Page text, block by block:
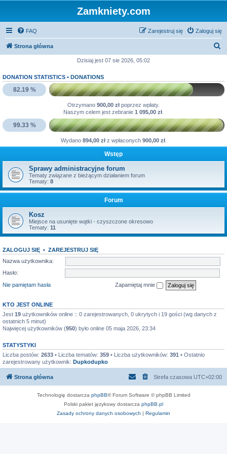
Zamkniety.com
FAQ Zaloguj się
Zarejestruj się
Strona główna
k
a
Dzisiaj jest 07 sie 2026, 05:02
DONATION STATISTICS • DONATIONS
82.19 %
Otrzymano 900,00 zł poprzez wpłaty.
Naszym celem jest zebranie 1 095,00 zł
99.33 %
Wydano 894,00 złz wpłaconych 900,00 zł.
Wstęp
Sprawy administracyjne forum
Tematy związane z bieżącym działaniem forum
Tematy: 8
Forum
Kosz
Miejsce na usunięte wątki - czyszczone okresowo
Tematy: 11
ZALOGUJ SIĘ • ZAREJESTRUJ SIĘ
Nazwa użytkownika:
Hasło:
Nie pamiętam hasła
Zapamiętaj mnie
KTO JEST ONLINE
Jest 19 użytkowników online :: 0 zarejestrowanych, 0 ukrytych i 19 gości (wg danych z
ostatnich 5 minut)
Najwięcej użytkowników (950) było online 05 maja 2026, 23:34
STATYSTYKI
Liczba postów: 2633 • Liczba tematów: 359 • Liczba użytkowników: 391 • Ostatnio
zarejestrowany użytkownik: Dupkodupko
Strona główna Strefa czasowa UTC+02:00
Technologię dostarcza phpBB® Forum Software © phpBB Limited
Polski pakiet językowy dostarcza phpBB.pl
Zasady ochrony danych osobowych | Regulamin